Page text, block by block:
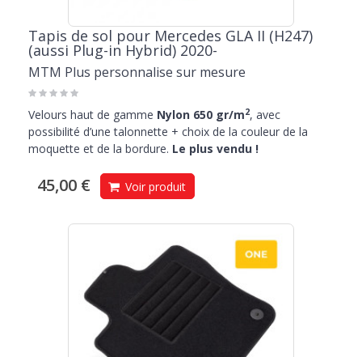
Tapis de sol pour Mercedes GLA II (H247)
(aussi Plug-in Hybrid) 2020-
MTM Plus personnalise sur mesure
Velours haut de gamme Nylon 650 gr/m2, avec
possibilité d’une talonnette + choix de la couleur de la
moquette et de la bordure. Le plus vendu !
45,00 € Voir produit